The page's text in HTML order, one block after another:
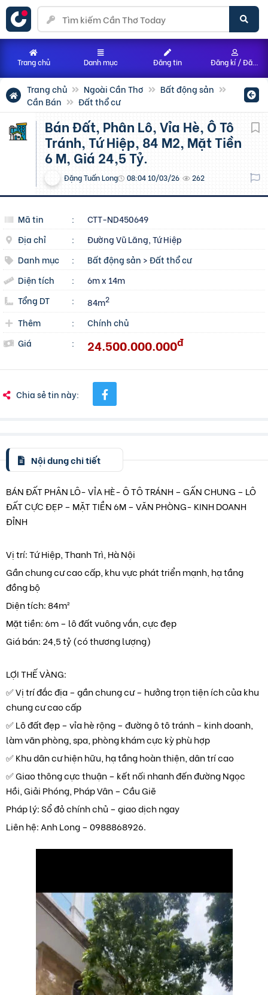
Trang chủ Ngoài Cần Thơ
Bất động sản
Cần Bán
Đất thổ cư
Bán Đất, Phân Lô, Vỉa Hè, Ô Tô
Tránh, Tứ Hiệp, 84 M2, Mặt Tiền
6 M, Giá 24,5 Tỷ.
Đặng Tuấn Long 08:04 10/03/26 262
Mã tin :
CTT-ND450649
Địa chỉ
:
Đường Vũ Lăng, Tứ Hiệp
Danh mục
: Bất động sản >Đất thổ cư
Diện tích
:
6m x 14m
Tổng DT
: 84m2
Thêm :
Chính chủ
Giá
: 24.500.000.000đ
Chia sẻ tin này:
Nội dung chi tiết
BÁN ĐẤT PHÂN LÔ- VỈA HÈ- Ô TÔ TRÁNH – GẤN CHUNG – LÔ
ĐẤT CỰC ĐẸP – MẶT TIỀN 6M – VĂN PHÒNG- KINH DOANH
ĐỈNH
Vị trí: Tứ Hiệp, Thanh Trì, Hà Nội
Gần chung cư cao cấp, khu vực phát triển mạnh, hạ tầng
đồng bộ
Diện tích: 84m²
Mặt tiền: 6m – lô đất vuông vắn, cực đẹp
Giá bán: 24,5 tỷ (có thương lượng)
LỢI THẾ VÀNG:
✅ Vị trí đắc địa – gần chung cư – hưởng trọn tiện ích của khu
chung cư cao cấp
✅ Lô đất đẹp – vỉa hè rộng – đường ô tô tránh – kinh doanh,
làm văn phòng, spa, phòng khám cực kỳ phù hợp
✅ Khu dân cư hiện hữu, hạ tầng hoàn thiện, dân trí cao
✅ Giao thông cực thuận – kết nối nhanh đến đường Ngọc
Hồi, Giải Phóng, Pháp Vân – Cầu Giẽ
Pháp lý: Sổ đỏ chính chủ – giao dịch ngay
Liên hệ: Anh Long – 0988868926.
Trang chủ Danh mục Đăng tin